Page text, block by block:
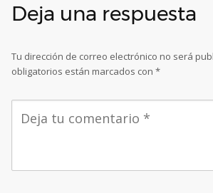
Deja una respuesta
Tu dirección de correo electrónico no será
obligatorios están marcados con *